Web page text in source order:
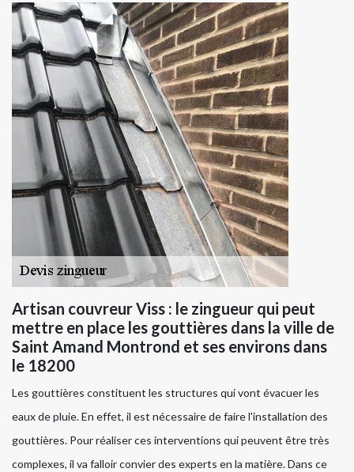
Artisan couvreur Viss : le zingueur qui peut
mettre en place les gouttières dans la ville de
Saint Amand Montrond et ses environs dans
le 18200
Les gouttières constituent les structures qui vont évacuer les
eaux de pluie. En effet, il est nécessaire de faire l'installation des
gouttières. Pour réaliser ces interventions qui peuvent être très
complexes, il va falloir convier des experts en la matière. Dans ce